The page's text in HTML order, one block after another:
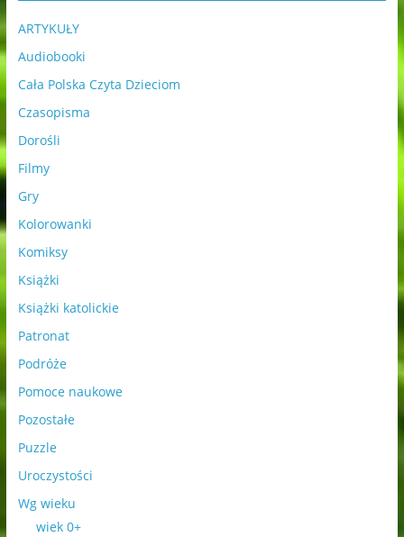
ARTYKUŁY
Audiobooki
Cała Polska Czyta Dzieciom
Czasopisma
Dorośli
Filmy
Gry
Kolorowanki
Komiksy
Książki
Książki katolickie
Patronat
Podróże
Pomoce naukowe
Pozostałe
Puzzle
Uroczystości
Wg wieku
wiek 0+